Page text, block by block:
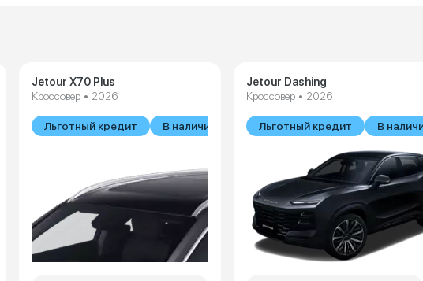
Jetour X70 Plus
Кроссовер • 2026
Льготный кредит В наличии
Jetour Dashing
Кроссовер • 2026
Льготный кредит В